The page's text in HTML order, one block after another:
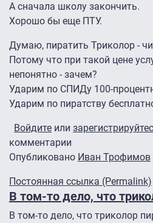
А сначала школу закончить.
Хорошо бы еще ПТУ.
Думаю, пиратить Триколор -
Потому что при такой цене
непонятно - зачем?
Ударим по СПИДу 100-
Ударим по пиратству
Войдите или
комментарии
Опубликовано Иван Трофимов
Ответ наА сначала школуот
Постоянная ссылка (Permalink)
В том-то дело, что
В том-то дело, что триколор